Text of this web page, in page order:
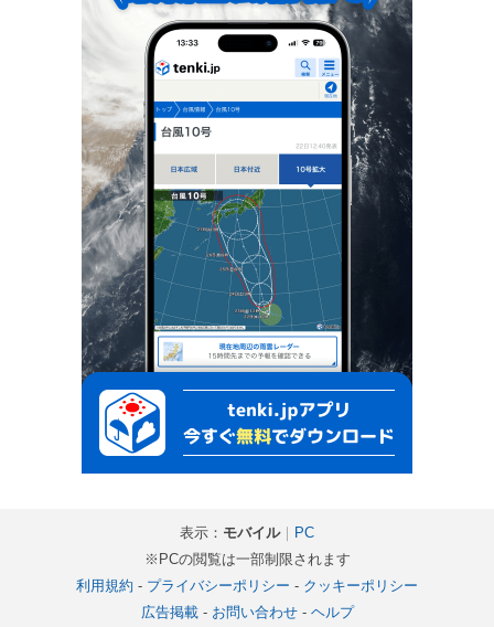
表示： モバイル｜ PC
※PCの閲覧は一部制限されます
利用規約 - プライバシーポリシー - クッキーポリシー
広告掲載- お問い合わせ- ヘルプ